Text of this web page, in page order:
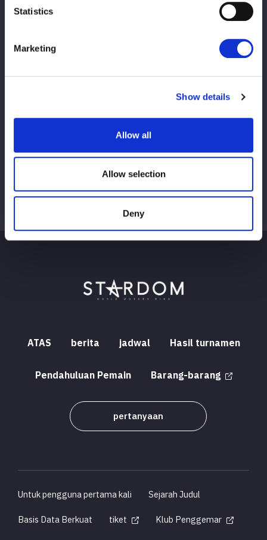
Statistics
Marketing
Show details
Allow all
Allow selection
Deny
Lihat semua
ATAS berita jadwal Hasil turnamen
Pendahuluan Pemain Barang-barang
pertanyaan
Untuk pengguna pertama kali
Sejarah Judul
Basis Data Berkuat
tiket
Klub Penggemar